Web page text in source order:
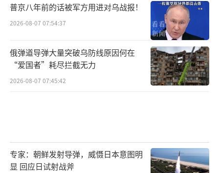
普京八年前的话被军方用进对乌战报！
2026-08-07 07:54:37
俄弹道导弹大量突破乌防线原因何在
“爱国者”耗尽拦截无力
2026-08-07 07:45:42
专家：朝鲜发射导弹，威慑日本意图明
显 回应日试射战斧